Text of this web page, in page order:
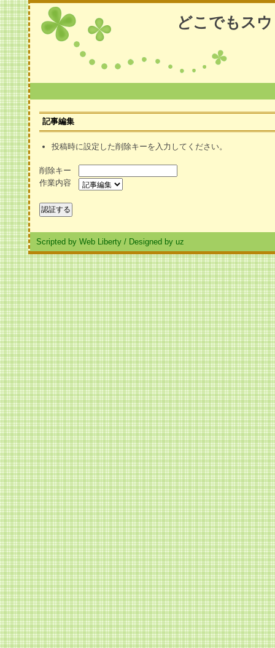
どこでもス
記事編集
投稿時に設定した削除キーを入力してください。
削除キー
作業内容
Scripted by Web Liberty / Designed by uz